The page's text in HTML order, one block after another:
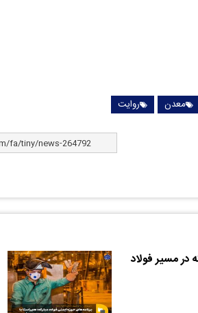
معدن روایت
در مسیر فولاد